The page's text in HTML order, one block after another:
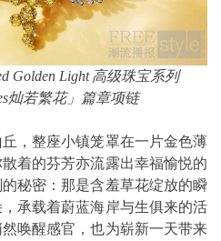
Golden Light 高级珠宝系列
灿若繁花」篇章项链
，整座小镇笼罩在一片金色薄
着的芬芳亦流露出幸福愉悦的
秘密：那是含羞草花绽放的瞬
承载着蔚蓝海岸与生俱来的活
唤醒感官，也为崭新一天带来